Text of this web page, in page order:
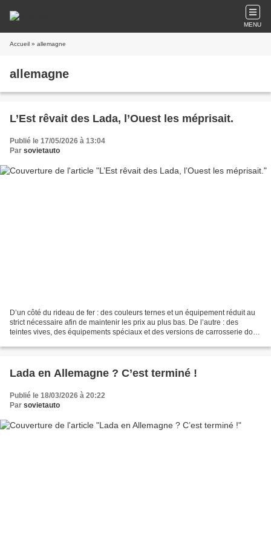
MENU
Accueil » allemagne
allemagne
L’Est rêvait des Lada, l’Ouest les méprisait.
Publié le 17/05/2026 à 13:04
Par sovietauto
D’un côté du rideau de fer : des couleurs ternes et un équipement réduit au
strict nécessaire afin de maintenir les prix au plus bas. De l’autre : des
teintes vives, des équipements spéciaux et des versions de carrosserie dont
Lada en Allemagne ? C’est terminé !
Publié le 18/03/2026 à 20:22
Par sovietauto